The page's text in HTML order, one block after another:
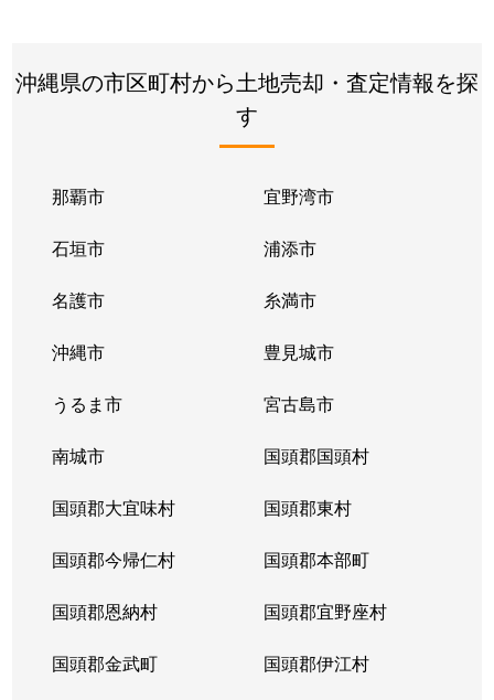
沖縄県の市区町村から土地売却・査定情報を探
す
那覇市 宜野湾市
石垣市 浦添市
名護市 糸満市
沖縄市 豊見城市
うるま市 宮古島市
南城市 国頭郡国頭村
国頭郡大宜味村 国頭郡東村
国頭郡今帰仁村 国頭郡本部町
国頭郡恩納村 国頭郡宜野座村
国頭郡金武町 国頭郡伊江村